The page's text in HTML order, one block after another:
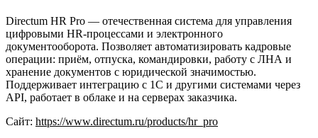
Directum HR Pro — отечественная система для управления
цифровыми HR-процессами и электронного
документооборота. Позволяет автоматизировать кадровые
операции: приём, отпуска, командировки, работу с ЛНА и
хранение документов с юридической значимостью.
Поддерживает интеграцию с 1С и другими системами через
API, работает в облаке и на серверах заказчика.
Сайт: https://www.directum.ru/products/hr_pro